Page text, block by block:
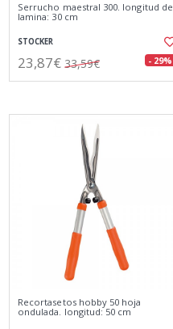
Serrucho maestral 300. longitud de
lamina: 30 cm
STOCKER
23,87€ 33,59€ - 29%
Recortasetos hobby 50 hoja
ondulada. longitud: 50 cm